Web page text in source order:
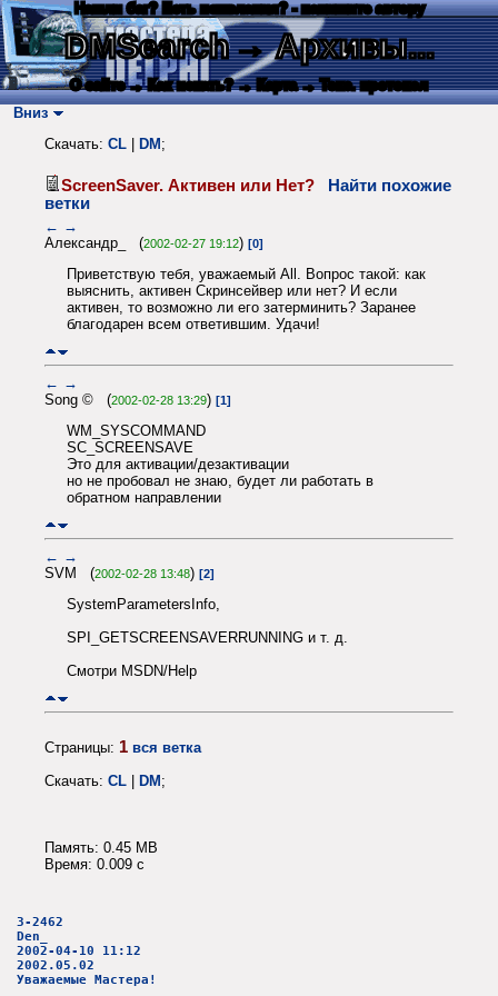
Нашли баг? Есть пожелания? - напишите автору
DMSearch→ Архивы...
О сайте → Как искать? → Карта → Текс. протокол
Вниз
Скачать: CL DM ;
ScreenSaver. Активен или Нет?
Найти похожие
ветки
← →
Александр_ (2002-02-27 19:12) [0]
Приветствую тебя, уважаемый All. Вопрос такой: как
выяснить, активен Скринсейвер или нет? И если
активен, то возможно ли его затерминить? Заранее
благодарен всем ответившим. Удачи!
← →
Song © (2002-02-28 13:29) [1]
WM_SYSCOMMAND
SC_SCREENSAVE
Это для активации/дезактивации
но не пробовал не знаю, будет ли работать в
обратном направлении
← →
SVM (2002-02-28 13:48) [2]
SystemParametersInfo,
SPI_GETSCREENSAVERRUNNING и т. д.
Cмотри MSDN/Help
Страницы: 1 вся ветка
Скачать: CL | DM;
Память: 0.45 MB
Время: 0.009 c
3-2462
Den_
2002-04-10 11:12
2002.05.02
Уважаемые Мастера!